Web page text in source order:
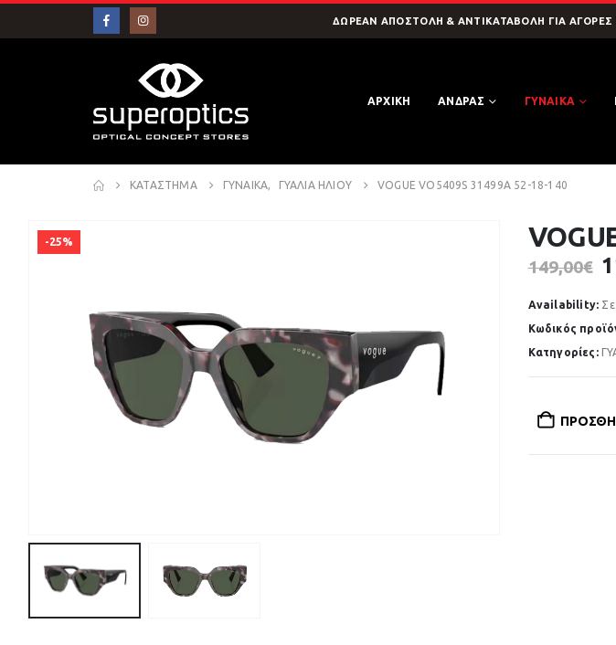
ΔΩΡΕΑΝ ΑΠΟΣΤΟΛΗ & ΑΝΤΙΚΑΤΑΒΟΛΗ ΓΙΑ ΑΓΟΡΕΣ
ΑΡΧΙΚΗ ΑΝΔΡΑΣ ΓΥΝΑΙΚΑ
ΚΑΤΆΣΤΗΜΑ ΓΥΝΑΙΚΑ, ΓΥΑΛΙΑ ΗΛΙΟΥ VOGUE VO5409S 31499A 52-18-140
-25%
149,00€
Availability:
Κωδικός
Κατηγορίες: